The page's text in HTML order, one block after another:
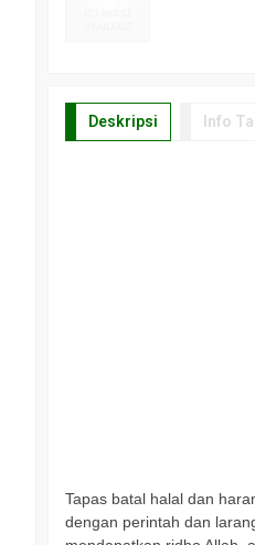
Deskripsi Info
Tapas batal halal dan
dengan perintah dan